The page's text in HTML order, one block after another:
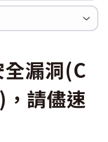
簡介
漏洞(C
請儘速